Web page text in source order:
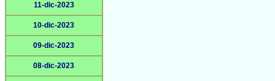
11-dic-2023
10-dic-2023
09-dic-2023
08-dic-2023